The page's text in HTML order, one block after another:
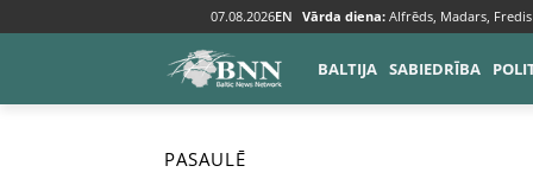
07.08.2026EN Vārda diena: Alfrēds, Madars, Fredis
BALTIJA SABIEDRĪBA
Sākums Pasaulē
PASAULĒ